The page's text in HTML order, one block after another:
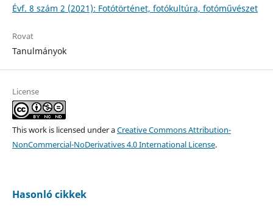
Évf. 8 szám 2 (2021): Fotótörténet, fotókultúra, fotóművészet
Rovat
Tanulmányok
License
This work is licensed under aCreative Commons Attribution-
NonCommercial-NoDerivatives 4.0 International License.
Hasonló cikkek